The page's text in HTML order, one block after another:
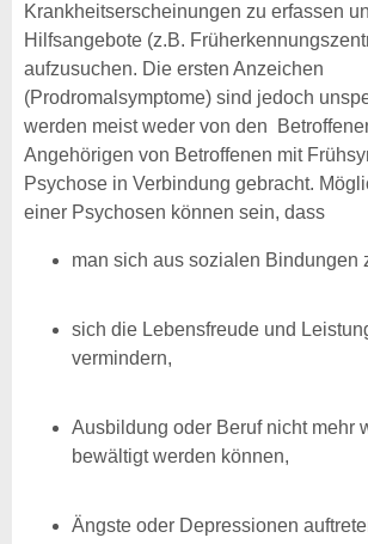
Krankheitserscheinungen zu erfassen
Hilfsangebote (z.B.
aufzusuchen. Die ersten Anzeichen
(Prodromalsymptome) sind jedoch
werden meist weder von den
Angehörigen von Betroffenen mit
Psychose in Verbindung gebracht.
einer Psychosen können sein, dass
man sich aus sozialen Bindungen
sich die Lebensfreude und
vermindern,
Ausbildung oder Beruf nicht mehr
bewältigt werden können,
Ängste oder Depressionen